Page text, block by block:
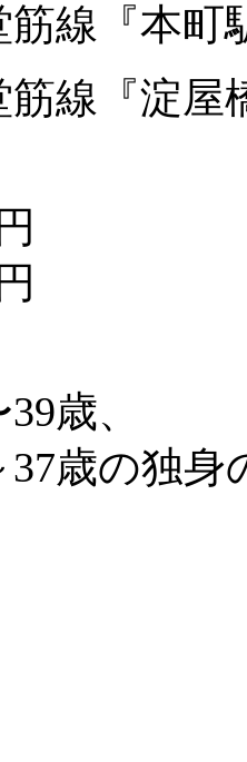
線『本町
線『淀屋
歳、
37歳の独